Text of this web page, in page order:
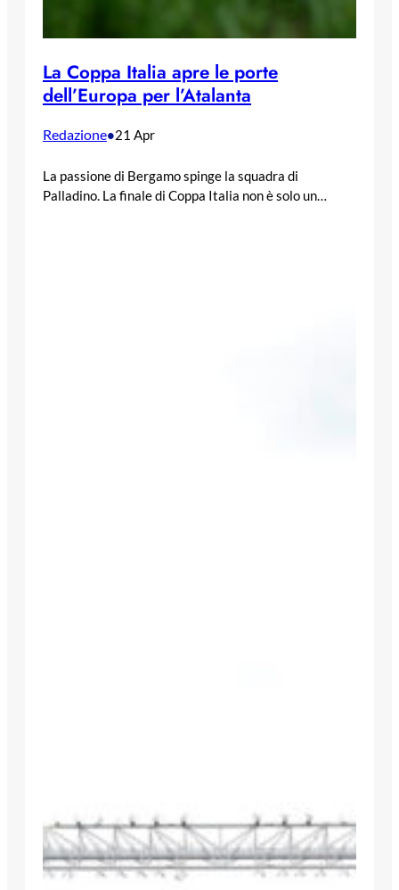
La Coppa Italia apre le porte
dell’Europa per l’Atalanta
Redazione•21 Apr
La passione di Bergamo spinge la squadra di
Palladino. La finale di Coppa Italia non è solo un…